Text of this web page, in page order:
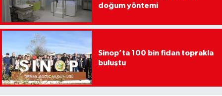
doğum yöntemi
Sinop’ta 100 bin fidan toprakla
buluştu